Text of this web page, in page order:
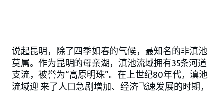
说起昆明，除了四季如春的气候，最知名的非滇池
莫属。作为昆明的母亲湖，滇池流域拥有35条河道
支流，被誉为“高原明珠”。在上世纪80年代，滇池
流域迎 来了人口急剧增加、经济飞速发展的时期，